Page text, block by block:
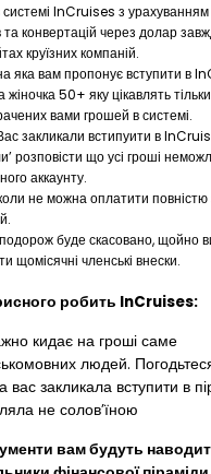
системі InCruises з урахуванням
та конвертацій через долар
круїзних компаній.
яка вам пропонує вступити в
жіночка 50+ яку цікавлять
вами грошей в системі.
закликали встипуити в
розповісти що усі гроші
аккаунту.
не можна оплатити
буде скасовано, щойно
щомісячні членські внески.
робить InCruises:
кидає на гроші саме
людей.
вас закликала вступити в
не солов’їною
вам будуть